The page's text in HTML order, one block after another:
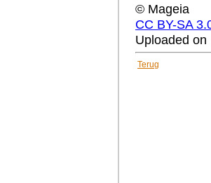
© Mageia
CC BY-SA
Uploaded
Terug